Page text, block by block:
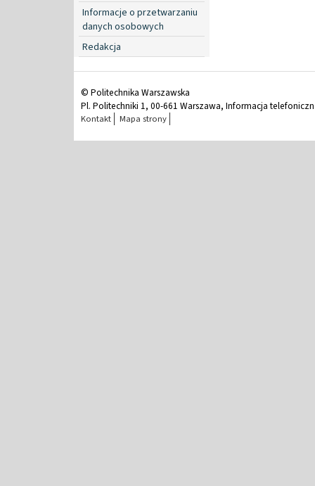
Informacje o przetwarzaniu
danych osobowych
Redakcja
© Politechnika Warszawska
Pl. Politechniki 1, 00-661 Warszawa, Informacja
Kontakt Mapa strony